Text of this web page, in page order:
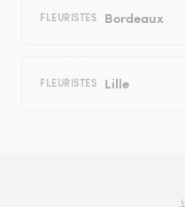
FLEURISTES Bordeaux
FLEURISTES Lille